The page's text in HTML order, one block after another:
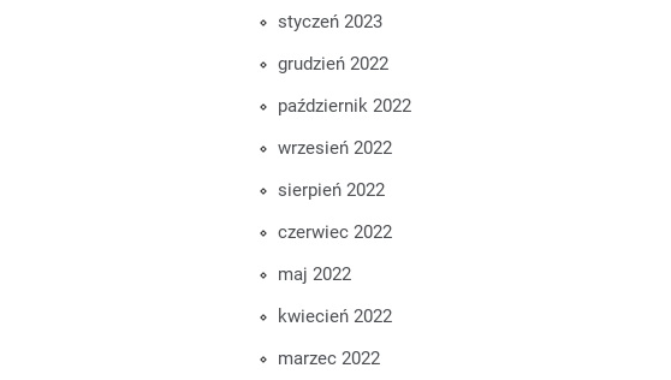
styczeń 2023
grudzień 2022
październik 2022
wrzesień 2022
sierpień 2022
czerwiec 2022
maj 2022
kwiecień 2022
marzec 2022